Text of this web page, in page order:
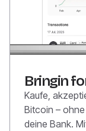
Bringin
Kaufe,
Bitcoin –
deine Bank.